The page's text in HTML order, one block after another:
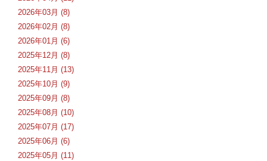
2026年03月 (8)
2026年02月 (8)
2026年01月 (6)
2025年12月 (8)
2025年11月 (13)
2025年10月 (9)
2025年09月 (8)
2025年08月 (10)
2025年07月 (17)
2025年06月 (6)
2025年05月 (11)